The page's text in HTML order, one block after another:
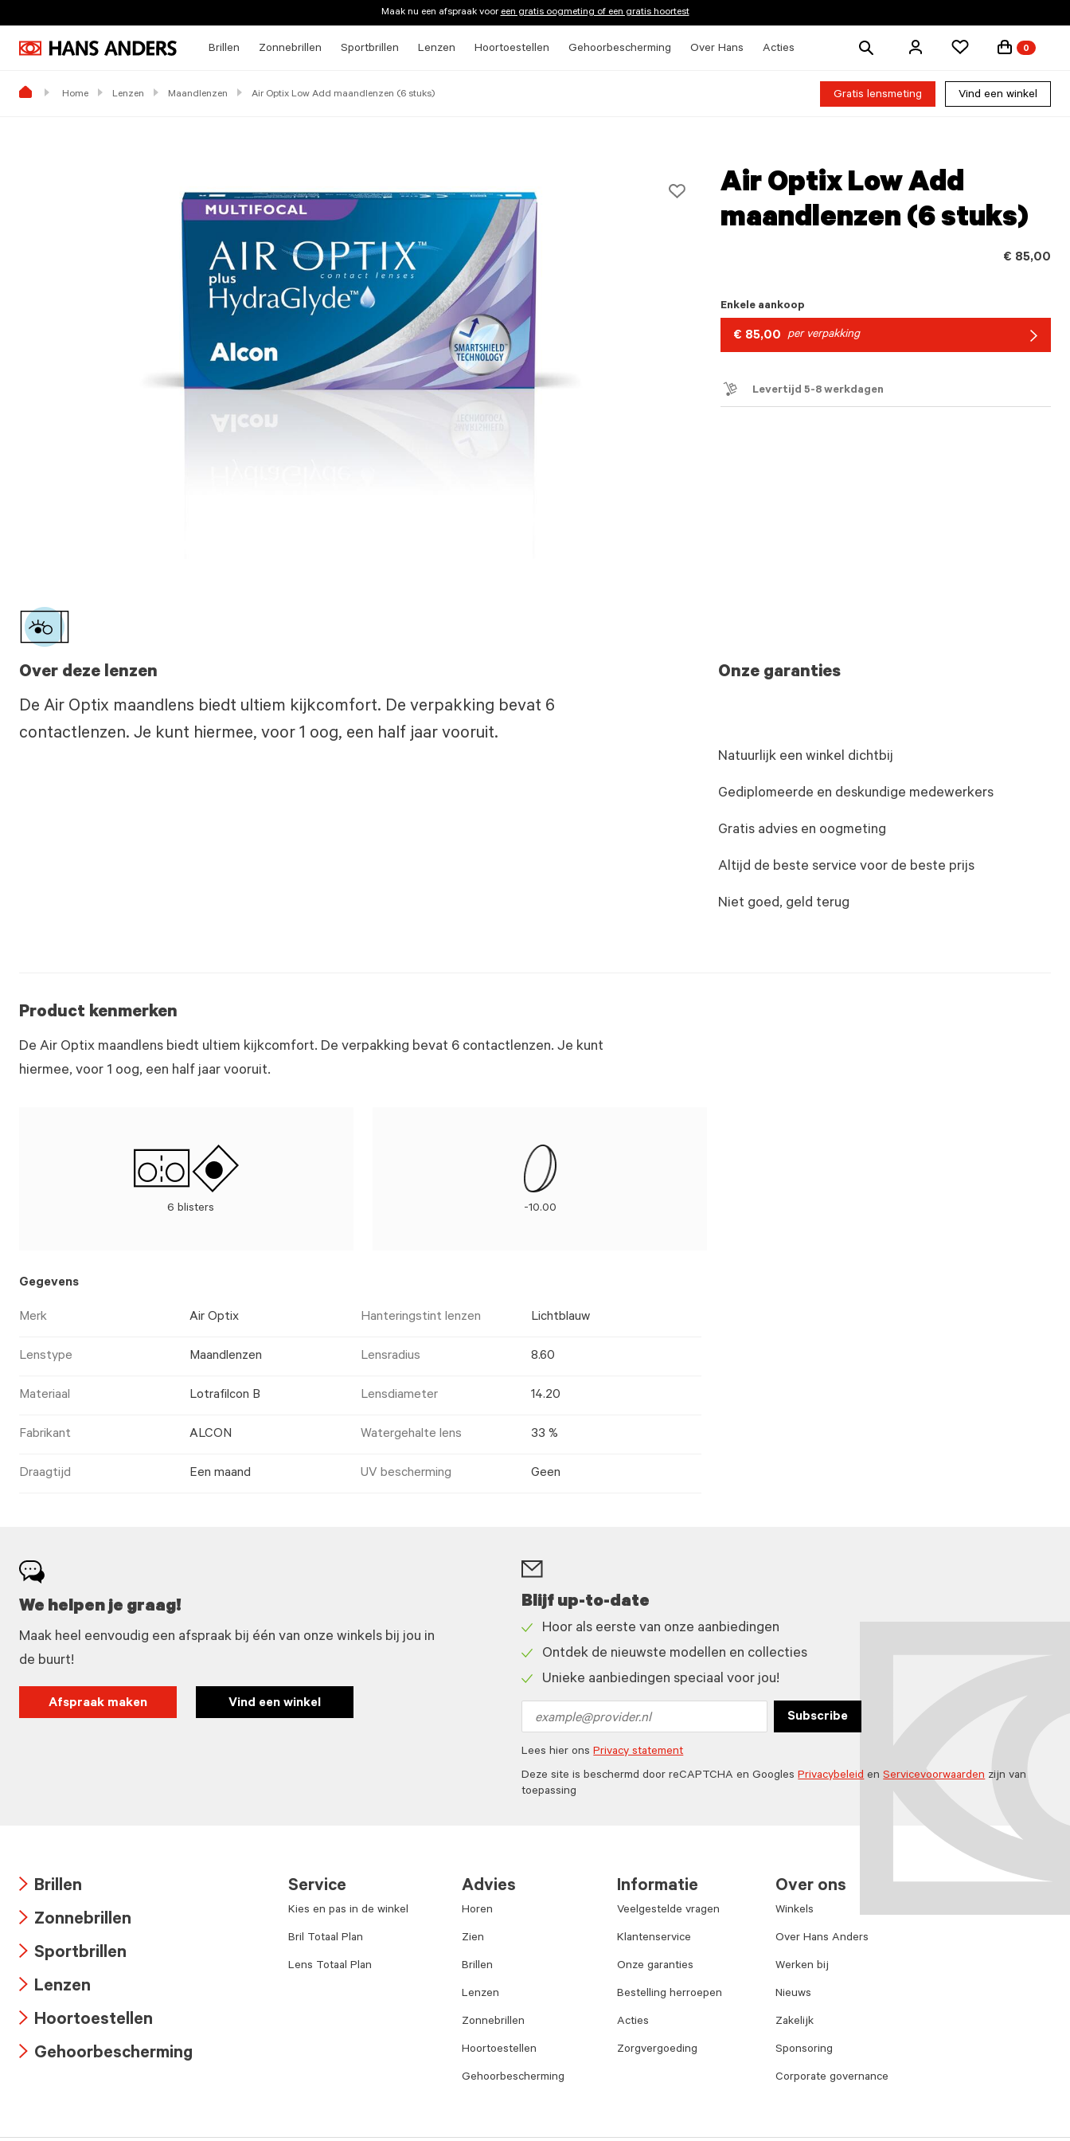
Maak nu een afspraak vooreen gratis oogmeting of een gratis hoortest
Brillen Zonnebrillen Sportbrillen Lenzen Hoortoestellen Gehoorbescherming Over Hans Acties
Zoek
0
Home Lenzen Maandlenzen Air Optix Low Add maandlenzen (6 stuks) Gratis lensmeting Vind een winkel
Air Optix Low Add
maandlenzen (6 stuks)
€ 85,00
Enkele aankoop
€ 85,00 per verpakking
Arrow
Levertijd 5-8 werkdagen
Over deze lenzen
De Air Optix maandlens biedt ultiem kijkcomfort. De verpakking bevat 6
contactlenzen. Je kunt hiermee, voor 1 oog, een half jaar vooruit.
Onze garanties
Natuurlijk een winkel dichtbij
Gediplomeerde en deskundige medewerkers
Gratis advies en oogmeting
Altijd de beste service voor de beste prijs
Niet goed, geld terug
Product kenmerken
De Air Optix maandlens biedt ultiem kijkcomfort. De verpakking bevat 6 contactlenzen. Je kunt
hiermee, voor 1 oog, een half jaar vooruit.
6 blisters -10.00
Gegevens
Merk Air Optix Hanteringstint lenzen Lichtblauw
Lenstype Maandlenzen Lensradius 8.60
Materiaal Lotrafilcon B Lensdiameter 14.20
Fabrikant ALCON Watergehalte lens 33 %
Draagtijd Een maand UV bescherming Geen
We helpen je graag!
Maak heel eenvoudig een afspraak bij één van onze winkels bij jou in
de buurt!
Afspraak maken Vind een winkel
Blijf up-to-date
icon
Hoor als eerste van onze aanbiedingen
icon
Ontdek de nieuwste modellen en collecties
Unieke aanbiedingen speciaal voor jou!
address
Subscribe
Lees hier onsPrivacy statement
Deze site is beschermd door reCAPTCHA en GooglesPrivacybeleidenServicevoorwaardenzijn van
toepassing
icon
Brillen
icon
Zonnebrillen
icon
Sportbrillen
icon
Lenzen
icon
Hoortoestellen
Gehoorbescherming
Service
Kies en pas in de winkel
Bril Totaal Plan
Lens Totaal Plan
Advies
Horen
Zien
Brillen
Lenzen
Zonnebrillen
Hoortoestellen
Gehoorbescherming
Informatie
Veelgestelde vragen
Klantenservice
Onze garanties
Bestelling herroepen
Acties
Zorgvergoeding
Over ons
Winkels
Over Hans Anders
Werken bij
Nieuws
Zakelijk
Sponsoring
Corporate governance